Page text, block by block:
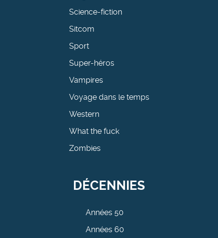
Science-fiction
Sitcom
Sport
Super-héros
Vampires
Voyage dans le temps
Western
What the fuck
Zombies
DÉCENNIES
Années 50
Années 60